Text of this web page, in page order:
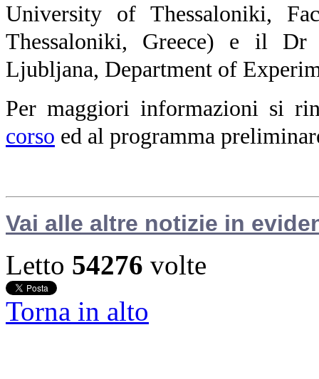
University of Thessaloniki,
Thessaloniki, Greece) e il Dr
Ljubljana, Department of
Per maggiori informazioni si
corso ed al programma
Vai alle altre notizie in
Letto 54276 volte
Torna in alto